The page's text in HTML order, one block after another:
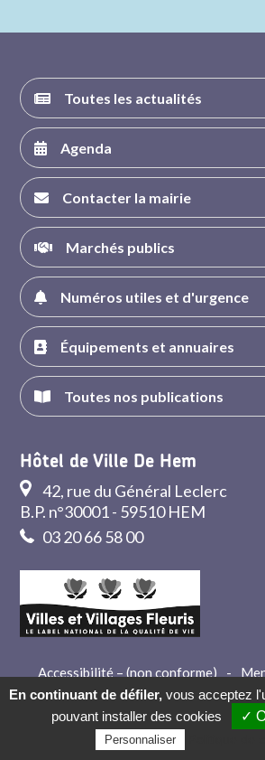
Toutes les actualités
Agenda
Contacter la mairie
Marchés publics
Numéros utiles et d'urgence
Équipements et annuaires
Toutes nos publications
Hôtel de Ville De Hem
42, rue du Général Leclerc
B.P. n°30001 - 59510 HEM
03 20 66 58 00
Accessibilité – (non conforme) -
Crédits
- Contact
En continuant de défiler, vous acceptez
pouvant installer des cookies
✓
Personnaliser